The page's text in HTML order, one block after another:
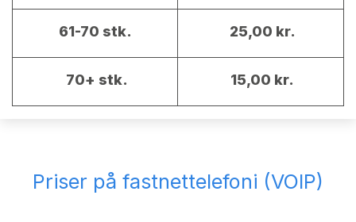
61-70 stk. 25,00 kr.
70+ stk. 15,00 kr.
Priser på fastnettelefoni (VOIP)